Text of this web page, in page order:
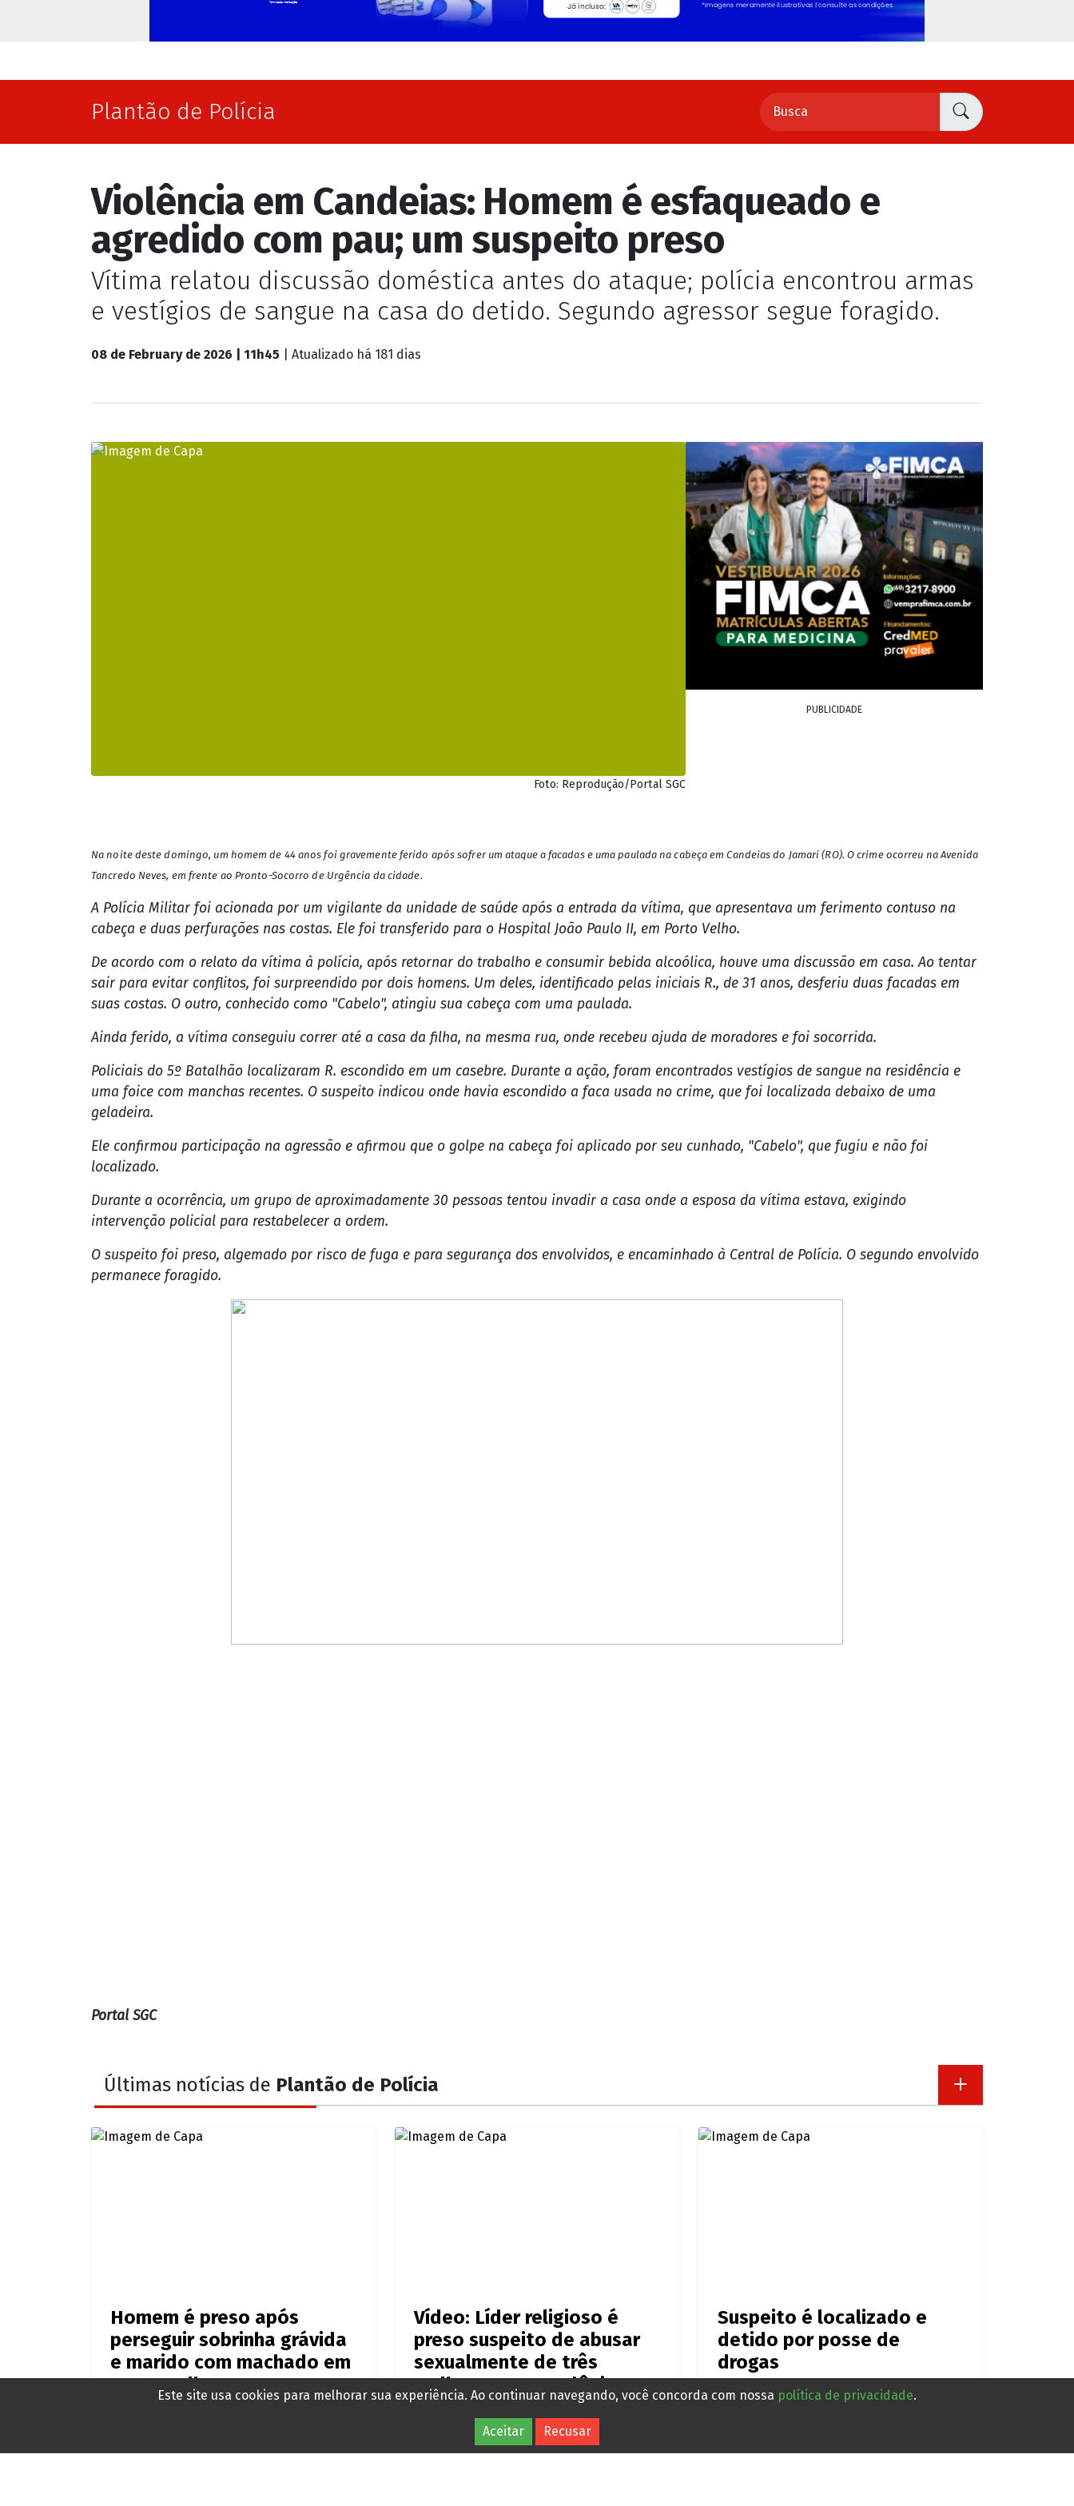
Plantão de Polícia
Violência em Candeias: Homem é esfaqueado e
agredido com pau; um suspeito preso
Vítima relatou discussão doméstica antes do ataque; polícia encontrou armas
e vestígios de sangue na casa do detido. Segundo agressor segue foragido.
08 de February de 2026 | 11h45 | Atualizado há 181 dias
Foto: Reprodução/Portal SGC
PUBLICIDADE
Na noite deste domingo, um homem de 44 anos foi gravemente ferido após sofrer um ataque a facadas e uma paulada na cabeça em Candeias do Jamari (RO). O crime ocorreu na Avenida
Tancredo Neves, em frente ao Pronto-Socorro de Urgência da cidade.
A Polícia Militar foi acionada por um vigilante da unidade de saúde após a entrada da vítima, que apresentava um ferimento contuso na
cabeça e duas perfurações nas costas. Ele foi transferido para o Hospital João Paulo II, em Porto Velho.
De acordo com o relato da vítima à polícia, após retornar do trabalho e consumir bebida alcoólica, houve uma discussão em casa. Ao tentar
sair para evitar conflitos, foi surpreendido por dois homens. Um deles, identificado pelas iniciais R., de 31 anos, desferiu duas facadas em
suas costas. O outro, conhecido como "Cabelo", atingiu sua cabeça com uma paulada.
Ainda ferido, a vítima conseguiu correr até a casa da filha, na mesma rua, onde recebeu ajuda de moradores e foi socorrida.
Policiais do 5º Batalhão localizaram R. escondido em um casebre. Durante a ação, foram encontrados vestígios de sangue na residência e
uma foice com manchas recentes. O suspeito indicou onde havia escondido a faca usada no crime, que foi localizada debaixo de uma
geladeira.
Ele confirmou participação na agressão e afirmou que o golpe na cabeça foi aplicado por seu cunhado, "Cabelo", que fugiu e não foi
localizado.
Durante a ocorrência, um grupo de aproximadamente 30 pessoas tentou invadir a casa onde a esposa da vítima estava, exigindo
intervenção policial para restabelecer a ordem.
O suspeito foi preso, algemado por risco de fuga e para segurança dos envolvidos, e encaminhado à Central de Polícia. O segundo envolvido
permanece foragido.
Portal SGC
Últimas notícias de Plantão de Polícia
Homem é preso após
perseguir sobrinha grávida
e marido com machado em
Porto Velho
Vídeo: Líder religioso é
preso suspeito de abusar
sexualmente de três
mulheres em Rondônia
Suspeito é localizado e
detido por posse de
drogas
Este site usa cookies para melhorar sua experiência. Ao continuar navegando, você concorda com nossa política de privacidade.
Aceitar Recusar